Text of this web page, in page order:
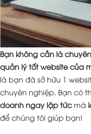
Bạn không cần là
quản lý tốt website của
là bạn đã sở hữu 1
chuyên nghiệp. Bạn có
doanh ngay lập tứcmà
để chúng tôi giúp bạn!